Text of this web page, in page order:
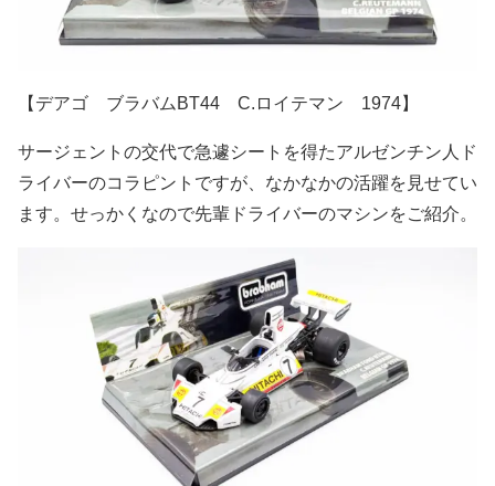
【デアゴ ブラバムBT44 C.ロイテマン 1974】
サージェントの交代で急遽シートを得たアルゼンチン人ド
ライバーのコラピントですが、なかなかの活躍を見せてい
ます。せっかくなので先輩ドライバーのマシンをご紹介。